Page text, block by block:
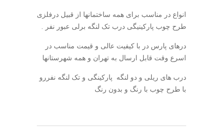
انواع در مناسب برای همه ساختمانها از قبیل درفلزی
طرح چوب پارکینیگی درب تک لنگه برلی عبور نفر .
درهای پارس در با کیفیت عالی و قیمت مناسب در
اسرع وقت قابل ارسال به تهران و همه شهرستانها
درب های ریلی و دو لنگه پارکینگی و تک لنگه نفررو
با طرح چوب با رنگ و بدون رنگ